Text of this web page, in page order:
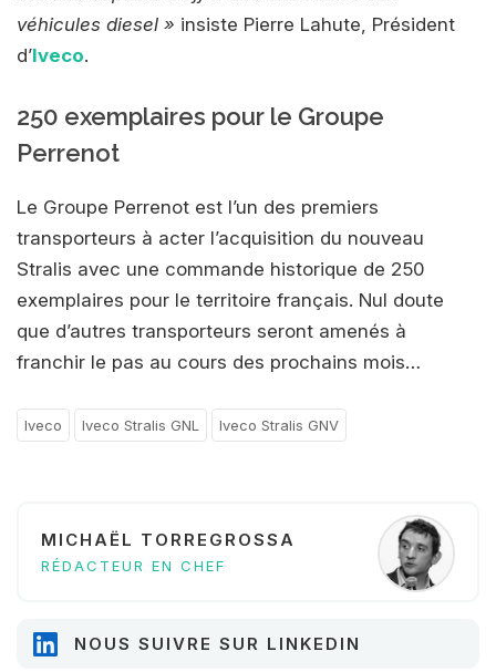
véhicules diesel » insiste Pierre Lahute, Président
d’Iveco.
250 exemplaires pour le Groupe
Perrenot
Le Groupe Perrenot est l’un des premiers
transporteurs à acter l’acquisition du nouveau
Stralis avec une commande historique de 250
exemplaires pour le territoire français. Nul doute
que d’autres transporteurs seront amenés à
franchir le pas au cours des prochains mois…
Iveco Iveco Stralis GNL Iveco Stralis GNV
MICHAËL TORREGROSSA
RÉDACTEUR EN CHEF
NOUS SUIVRE SUR LINKEDIN